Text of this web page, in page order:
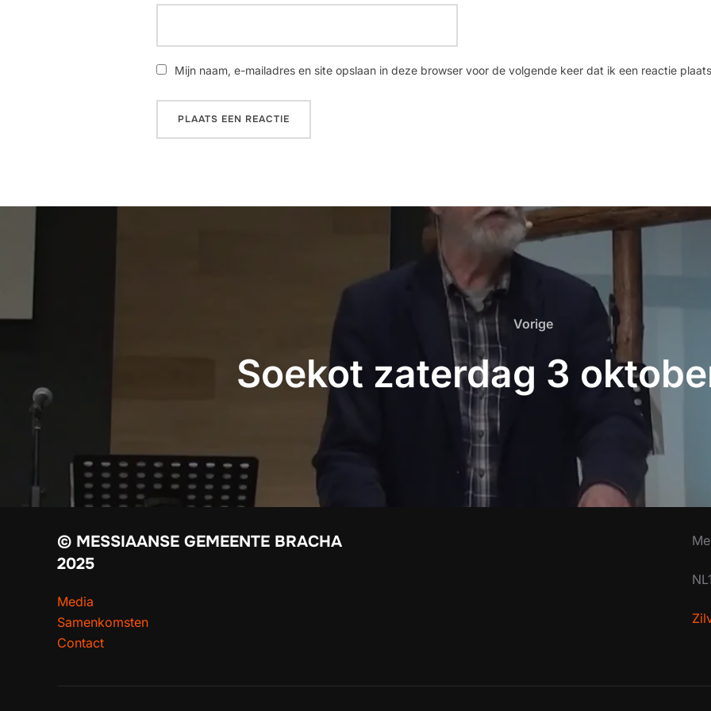
Mijn naam, e-mailadres en site opslaan in deze browser voor de volgende keer dat ik een reactie
Vorige
Soekot zaterdag 3
© MESSIAANSE GEMEENTE BRACHA
2025
Media
Samenkomsten
Contact